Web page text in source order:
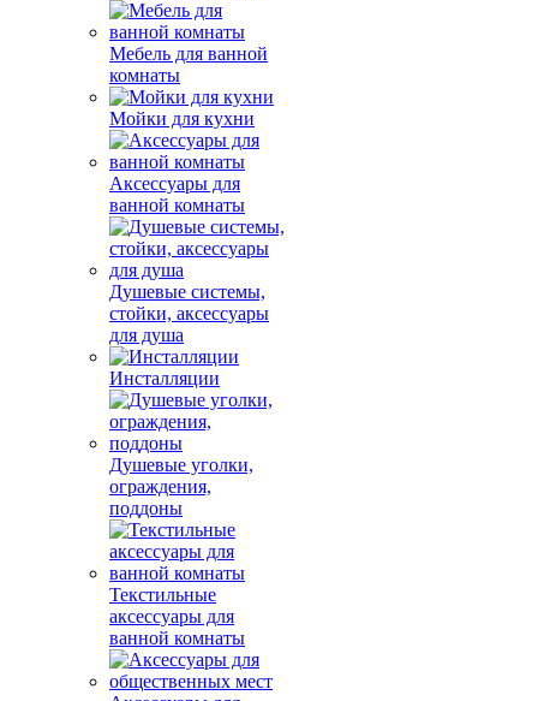
Мебель для ванной
комнаты
Мойки для кухни
Аксессуары для
ванной комнаты
Душевые системы,
стойки, аксессуары
для душа
Инсталляции
Душевые уголки,
ограждения,
поддоны
Текстильные
аксессуары для
ванной комнаты